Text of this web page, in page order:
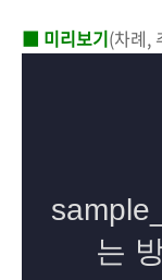
■ 미리보기(차례,